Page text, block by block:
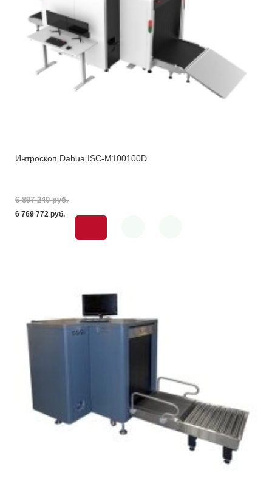
Интроскоп Dahua ISC-M100100D
6 897 240 pуб.
6 769 772 pуб.